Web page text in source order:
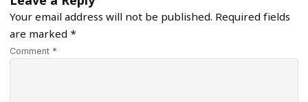
Your email address will not be published. Required fields
are marked *
Comment *